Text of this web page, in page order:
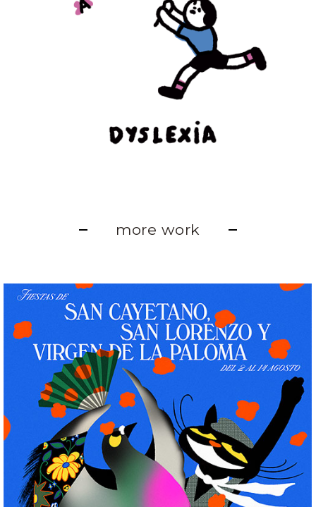
more work
Fiestas de San Cayetano, San
Lorenzo y Virgen de la Paloma